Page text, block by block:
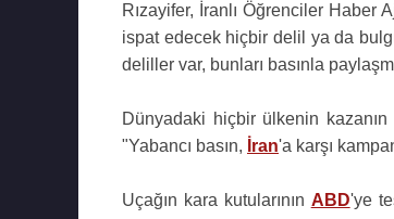
Rızayifer, İranlı Öğrenciler Haber
ispat edecek hiçbir delil ya da
deliller var, bunları basınla
Dünyadaki hiçbir ülkenin kazanın
"Yabancı basın, İran'a karşı
Uçağın kara kutularının ABD'ye